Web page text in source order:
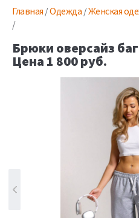
Главная /Одежда /Женская
/
Брюки оверсайз
Цена 1 800 руб.